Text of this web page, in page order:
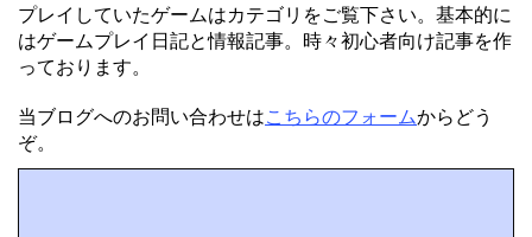
プレイしていたゲームはカテゴリをご覧下さい。基本的に
はゲームプレイ日記と情報記事。時々初心者向け記事を作
っております。
当ブログへのお問い合わせはこちらのフォームからどう
ぞ。